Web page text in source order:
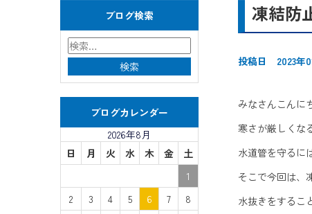
ブログ検索
ブログカレンダー
2026年8月
日
月 火 水 木 金
土
1
2
3 4 5 6 7
8
凍結防
投稿日 2023年
みなさんこんに
寒さが厳しくな
水道管を守るに
そこで今回は、
水抜きをするこ